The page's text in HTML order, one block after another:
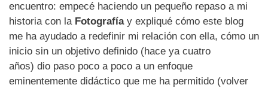
encuentro: empecé haciendo un pequeño repaso a mi
historia con la Fotografíay expliqué cómo este blog
me ha ayudado a redefinir mi relación con ella, cómo un
inicio sin un objetivo definido (hace ya cuatro
años) dio paso poco a poco a un enfoque
eminentemente didáctico que me ha permitido (volver